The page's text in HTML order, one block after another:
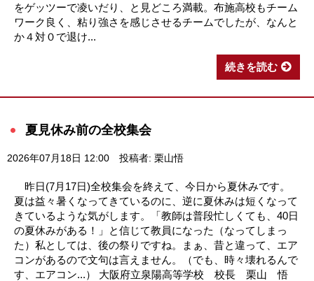
をゲッツーで凌いだり、と見どころ満載。布施高校もチーム
ワーク良く、粘り強さを感じさせるチームでしたが、なんと
か４対０で退け...
続きを読む
夏見休み前の全校集会
2026年07月18日 12:00 投稿者: 栗山悟
昨日(7月17日)全校集会を終えて、今日から夏休みです。
夏は益々暑くなってきているのに、逆に夏休みは短くなって
きているような気がします。「教師は普段忙しくても、40日
の夏休みがある！」と信じて教員になった（なってしまっ
た）私としては、後の祭りですね。まぁ、昔と違って、エア
コンがあるので文句は言えません。（でも、時々壊れるんで
す、エアコン...） 大阪府立泉陽高等学校 校長 栗山 悟